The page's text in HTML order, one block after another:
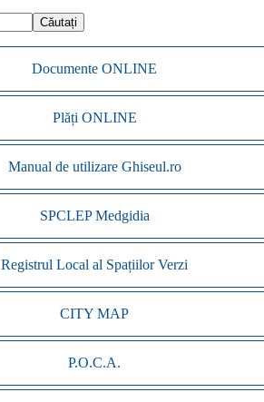
Documente ONLINE
Plăți ONLINE
Manual de utilizare Ghiseul.ro
SPCLEP Medgidia
Registrul Local al Spațiilor Verzi
CITY MAP
P.O.C.A.